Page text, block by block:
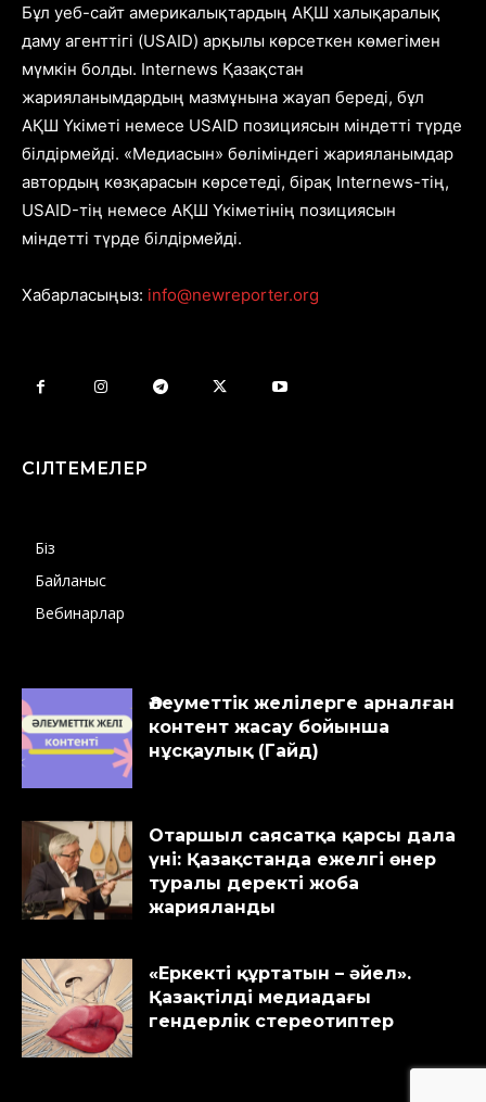
Бұл уеб-сайт америкалықтардың АҚШ халықаралық
даму агенттігі (USAID) арқылы көрсеткен көмегімен
мүмкін болды. Internews Қазақстан
жарияланымдардың мазмұнына жауап береді, бұл
АҚШ Үкіметі немесе USAID позициясын міндетті түрде
білдірмейді. «Медиасын» бөліміндегі жарияланымдар
автордың көзқарасын көрсетеді, бірақ Internews-тің,
USAID-тің немесе АҚШ Үкіметінің позициясын
міндетті түрде білдірмейді.
Хабарласыңыз: info@newreporter.org
СІЛТЕМЕЛЕР
Біз
Байланыс
Вебинарлар
Әлеуметтік желілерге арналған
контент жасау бойынша
нұсқаулық (Гайд)
Отаршыл саясатқа қарсы дала
үні: Қазақстанда ежелгі өнер
туралы деректі жоба
жарияланды
«Еркекті құртатын – әйел».
Қазақтілді медиадағы
гендерлік стереотиптер